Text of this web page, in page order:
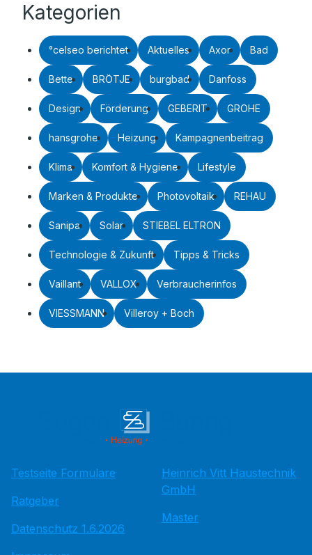
Kategorien
°celseo berichtet Aktuelles Axor Bad
Bette BRÖTJE burgbad Danfoss
Design Förderung GEBERIT GROHE
hansgrohe Heizung Kampagnenbeitrag
Klima Komfort & Hygiene Lifestyle
Marken & Produkte Photovoltaik REHAU
Sanipa Solar STIEBEL ELTRON
Technologie & Zukunft Tipps & Tricks
Vaillant VALLOX Verbraucherinfos
VIESSMANN Villeroy + Boch
Testseite Formulare
Ratgeber
Datenschutz 1.6.2026
Heinrich Vitt Haustechnik
GmbH
Master